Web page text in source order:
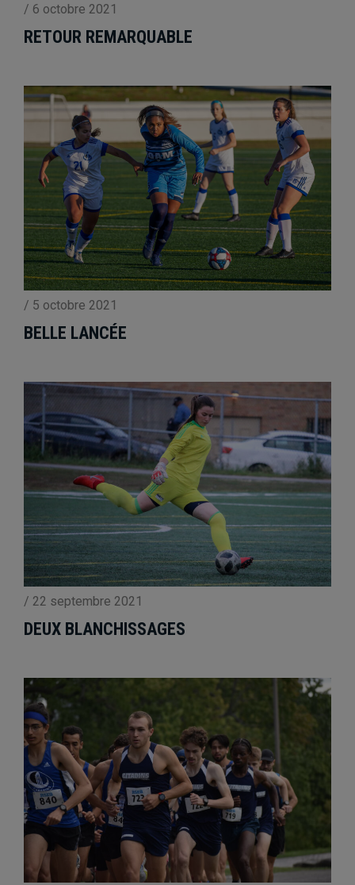
/ 6 octobre 2021
RETOUR REMARQUABLE
/ 5 octobre 2021
BELLE LANCÉE
/ 22 septembre 2021
DEUX BLANCHISSAGES